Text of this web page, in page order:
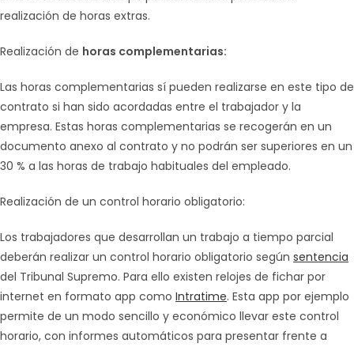
realización de horas extras.
Realización de horas complementarias:
Las horas complementarias sí pueden realizarse en este tipo de
contrato si han sido acordadas entre el trabajador y la
empresa. Estas horas complementarias se recogerán en un
documento anexo al contrato y no podrán ser superiores en un
30 % a las horas de trabajo habituales del empleado.
Realización de un control horario obligatorio:
Los trabajadores que desarrollan un trabajo a tiempo parcial
deberán realizar un control horario obligatorio según sentencia
del Tribunal Supremo. Para ello existen relojes de fichar por
internet en formato app como Intratime. Esta app por ejemplo
permite de un modo sencillo y económico llevar este control
horario, con informes automáticos para presentar frente a